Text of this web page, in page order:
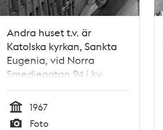
Andra huset t.v. är
Katolska kyrkan, Sankta
Eugenia, vid Norra
Smedjegatan 24 i kv.
Trollhättan
Tid
1967
Foto